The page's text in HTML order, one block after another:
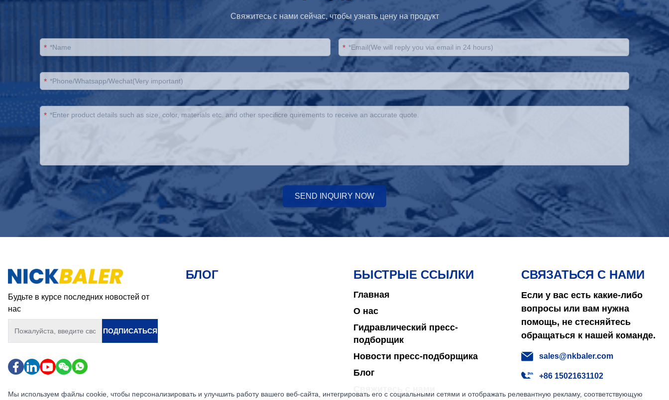
Свяжитесь с нами сейчас, чтобы узнать цену на продукт
* *
*
*
SEND INQUIRY NOW
Будьте в курсе последних новостей от
нас
ПОДПИСАТЬСЯ
БЛОГ БЫСТРЫЕ ССЫЛКИ
Главная
О нас
Гидравлический пресс-
подборщик
Новости пресс-подборщика
Блог
СВЯЗАТЬСЯ С НАМИ
Если у вас есть какие-либо
вопросы или вам нужна
помощь, не стесняйтесь
обращаться к нашей команде.
sales@nkbaler.com
+86 15021631102
East Qunsheng Road, город
Мы используем файлы cookie, чтобы персонализировать и улучшить работу вашего веб-сайта, интегрировать его с социальными сетями и отображать релевантную рекламу, соответствующую